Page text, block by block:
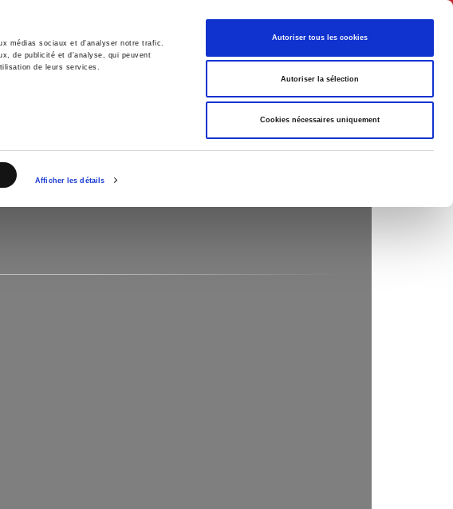
médias sociaux et d'analyser notre trafic.
de publicité et d'analyse, qui peuvent
de leurs services.
Afficher les détails
Autoriser tous les cookies
Autoriser la sélection
Cookies nécessaires uniquement
English
Politics